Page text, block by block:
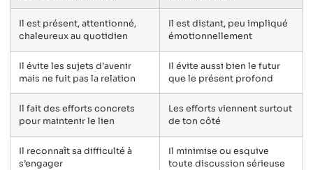
Il est présent, attentionné,
chaleureux au quotidien
Il est distant, peu impliqué
émotionnellement
Il évite les sujets d’avenir
mais ne fuit pas la relation
Il évite aussi bien le futur
que le présent profond
Il fait des efforts concrets
pour maintenir le lien
Les efforts viennent surtout
de ton côté
Il reconnaît sa difficulté à
s’engager
Il minimise ou esquive
toute discussion sérieuse